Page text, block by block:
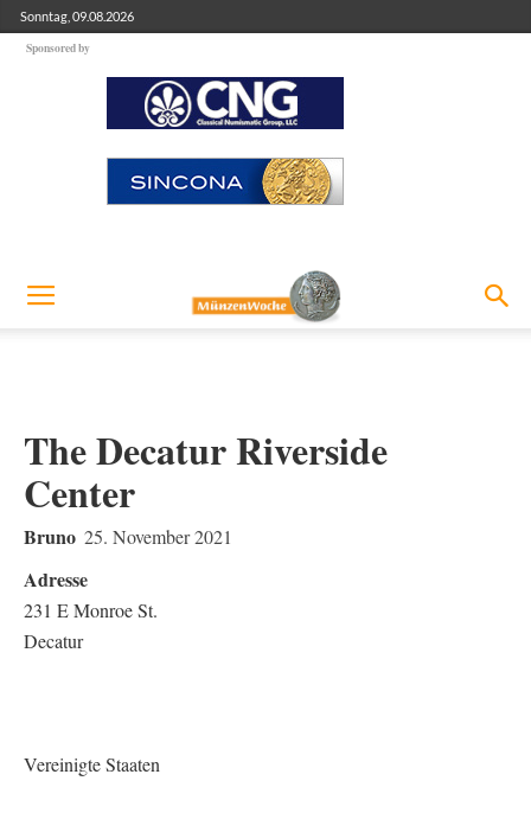
Sonntag, 09.08.2026
Sponsored by
The Decatur Riverside
Center
Bruno 25. November 2021
Adresse
231 E Monroe St.
Decatur
Vereinigte Staaten